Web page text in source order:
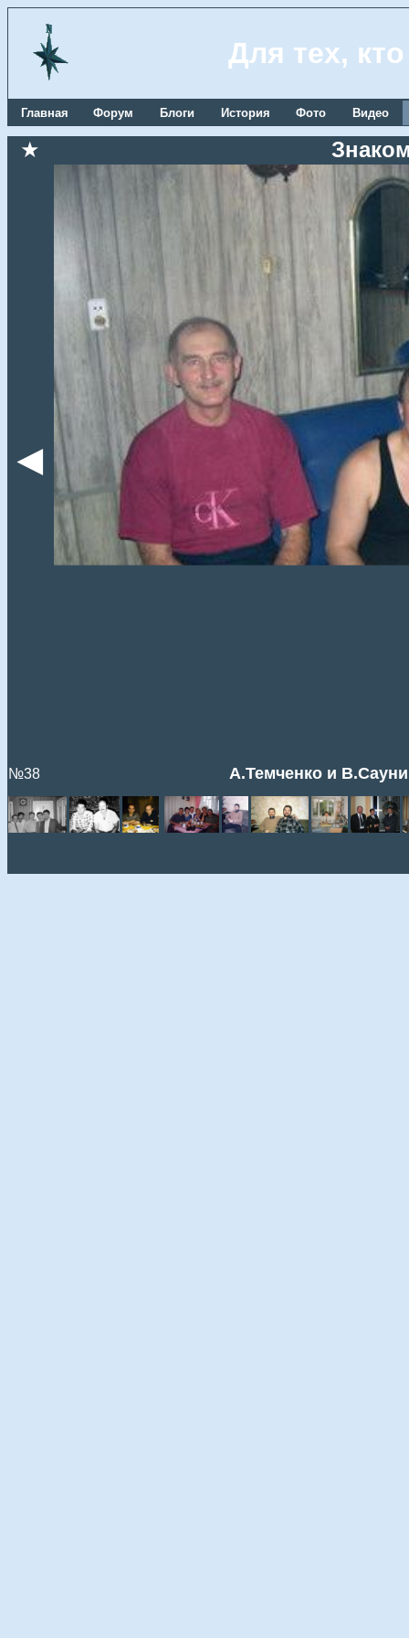
Для тех,
Главная Форум Блоги История Фото Видео
★
◄
№38 А.Темченко и